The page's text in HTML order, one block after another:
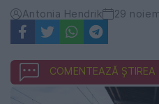
Antonia Hendrik 29
COMENTEAZĂ ȘTIREA